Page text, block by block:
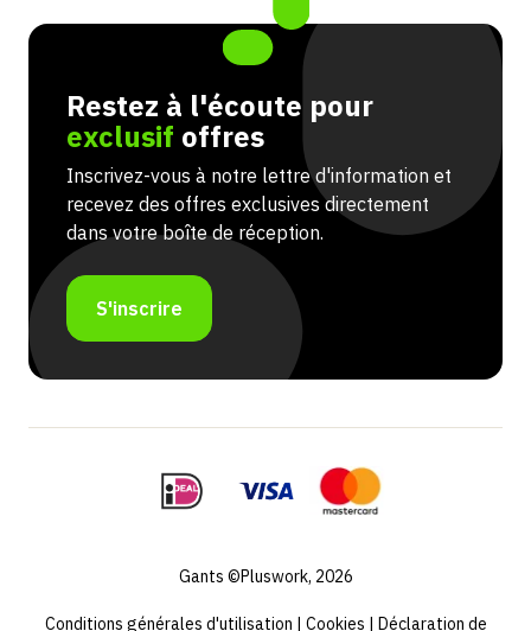
Restez à l'écoute pour
exclusif offres
Inscrivez-vous à notre lettre d'information et
recevez des offres exclusives directement
dans votre boîte de réception.
S'inscrire
Gants ©Pluswork, 2026
Conditions générales d'utilisation | Cookies | Déclaration de